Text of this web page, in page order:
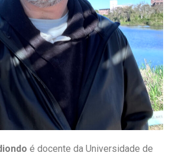
é docente da Universidade de